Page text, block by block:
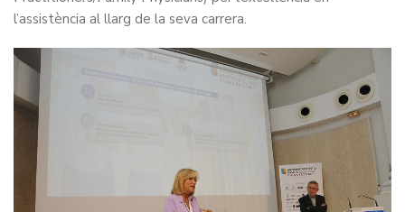
l’assistència al llarg de la seva carrera.